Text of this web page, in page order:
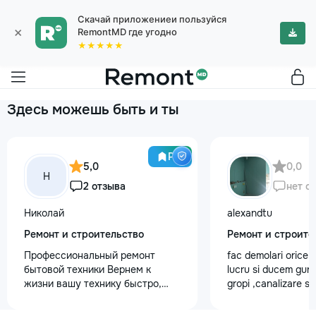
×
Скачай приложениеи пользуйся
RemontMD где угодно
★★★★★
Здесь можешь быть и ты
Pro
Н
5,0
2 отзыва
Николай
Ремонт и строительство
Профессиональный ремонт
бытовой техники Вернем к
жизни вашу технику быстро,
0,0
нет
alexandtu
Ремонт и
fac demolari orice
lucru si ducem
gropi ,canalizare